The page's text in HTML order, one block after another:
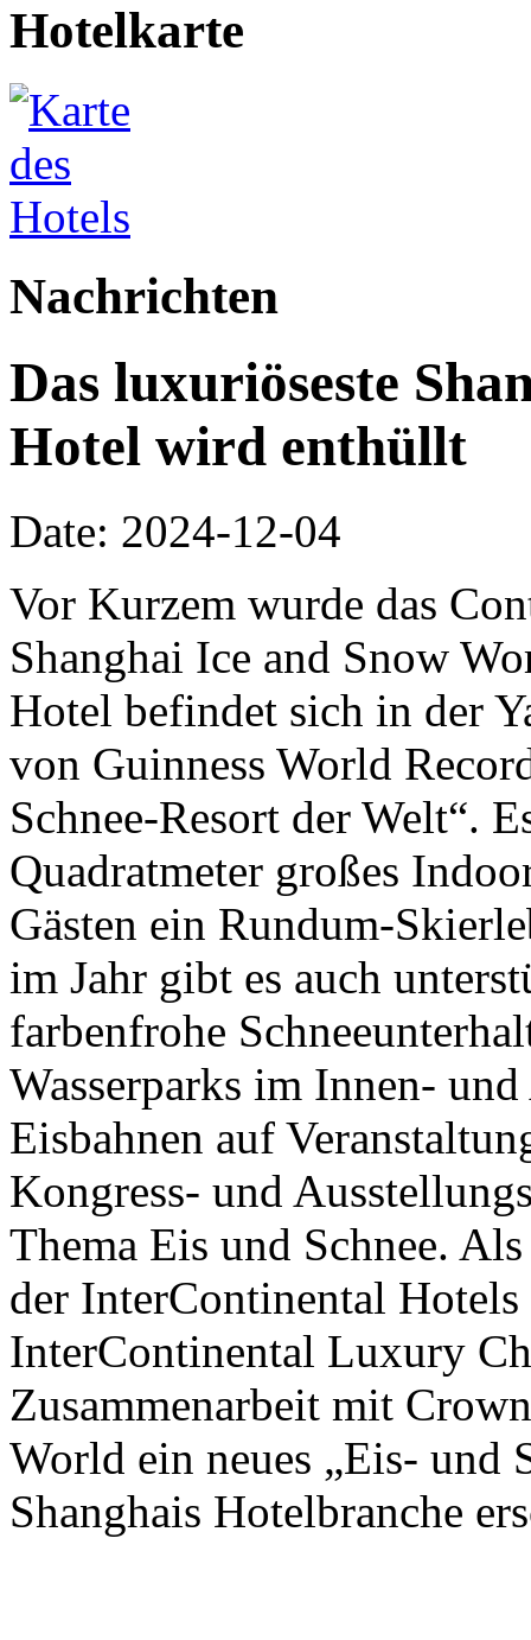
Hotelkarte
Nachrichten
Das luxuriöseste
Hotel wird enthüllt
Date: 2024-12-04
Vor Kurzem wurde das
Shanghai Ice and Snow
Hotel befindet sich in der
von Guinness World
Schnee-Resort der Welt“.
Quadratmeter großes
Gästen ein Rundum-
im Jahr gibt es auch
farbenfrohe
Wasserparks im Innen-
Eisbahnen auf
Kongress- und
Thema Eis und Schnee.
der InterContinental
InterContinental Luxury
Zusammenarbeit mit
World ein neues „Eis- und
Shanghais Hotelbranche